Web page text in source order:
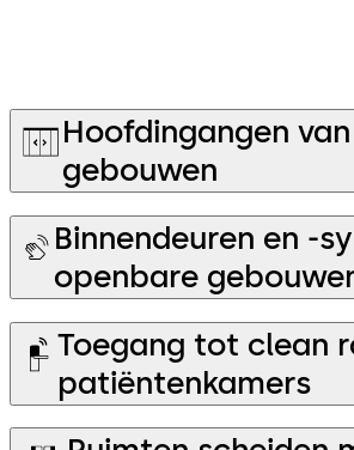
Hoofdingangen
gebouwen
Binnendeuren en -
openbare
Toegang tot clean
patiëntenkamers